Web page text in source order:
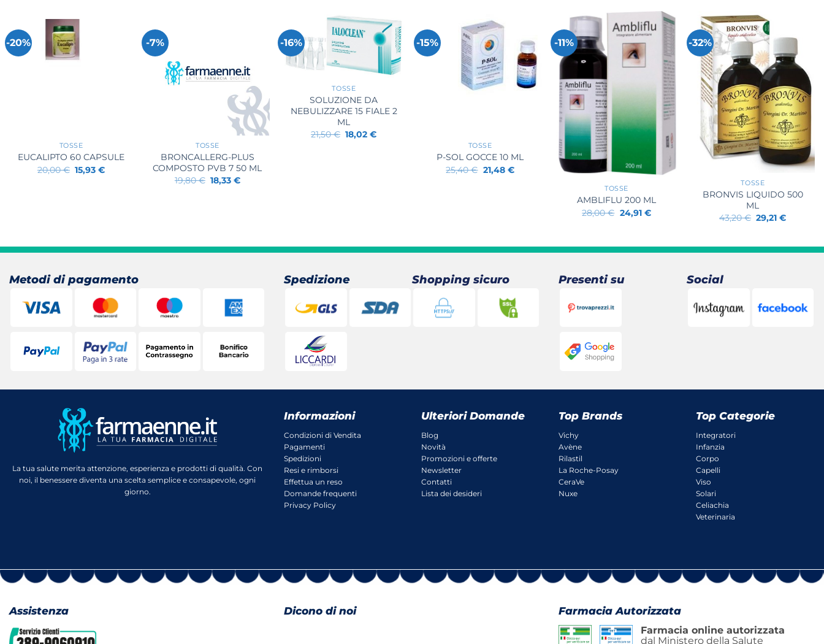
-20%
TOSSE
EUCALIPTO 60 CAPSULE
20,00€ Il
prezzo
15,93€Il
-7%
TOSSE
BRONCALLERG-PLUS
COMPOSTO PVB 7 50 ML
19,80€ Il
prezzo
18,33€Il
-16%
+
TOSSE
SOLUZIONE DA
NEBULIZZARE 15 FIALE 2
ML
21,50€ Il
prezzo
18,02€Il
-15%
TOSSE
P-SOL GOCCE 10 ML
25,40€ Il
prezzo
21,48 €Il
-11%
TOSSE
AMBLIFLU 200 ML
28,00€ Il
prezzo
28,00 €.
24,91 €Il
24,91 €.
-32%
TOSSE
BRONVIS LIQUIDO 500
ML
43,20€ Il
prezzo
43,20 €.
29,21€Il
29,21 €.
Metodi di pagamento Spedizione Shopping sicuro Presenti su Social
La tua salute merita attenzione, esperienza e prodotti di qualità. Con
noi, il benessere diventa una scelta semplice e consapevole, ogni
giorno.
Informazioni
Condizioni di Vendita
Pagamenti
Spedizioni
Resi e rimborsi
Effettua un reso
Domande frequenti
Privacy Policy
Ulteriori Domande
Blog
Novità
Promozioni e offerte
Newsletter
Contatti
Lista dei desideri
Top Brands
Vichy
Avène
Rilastil
La Roche-Posay
CeraVe
Nuxe
Top Categorie
Integratori
Infanzia
Corpo
Capelli
Viso
Solari
Celiachia
Veterinaria
Assistenza Dicono di noi Farmacia Autorizzata
Farmacia online autorizzata
dal Ministero della Salute